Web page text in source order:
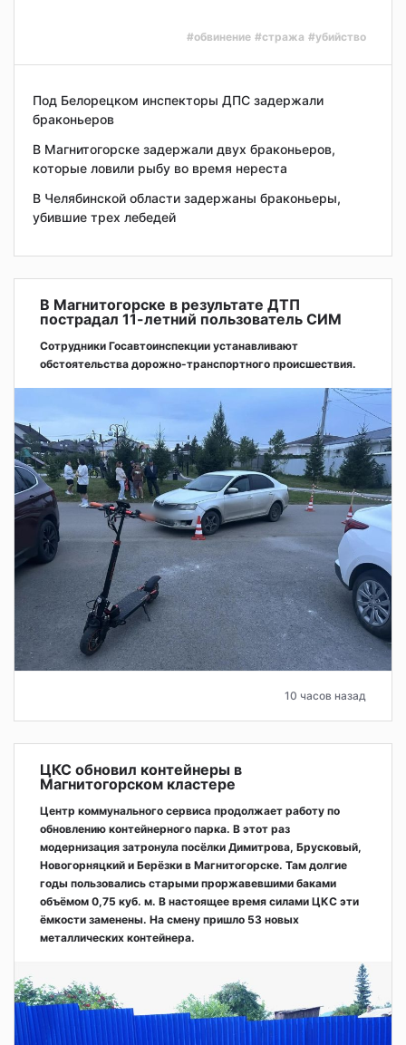
#обвинение #стража #убийство
Под Белорецком инспекторы ДПС задержали
браконьеров
В Магнитогорске задержали двух браконьеров,
которые ловили рыбу во время нереста
В Челябинской области задержаны браконьеры,
убившие трех лебедей
В Магнитогорске в результате ДТП
пострадал 11-летний пользователь СИМ
Сотрудники Госавтоинспекции устанавливают
обстоятельства дорожно-транспортного происшествия.
10 часов назад
ЦКС обновил контейнеры в
Магнитогорском кластере
Центр коммунального сервиса продолжает работу по
обновлению контейнерного парка. В этот раз
модернизация затронула посёлки Димитрова, Брусковый,
Новогорняцкий и Берёзки в Магнитогорске. Там долгие
годы пользовались старыми проржавевшими баками
объёмом 0,75 куб. м. В настоящее время силами ЦКС эти
ёмкости заменены. На смену пришло 53 новых
металлических контейнера.